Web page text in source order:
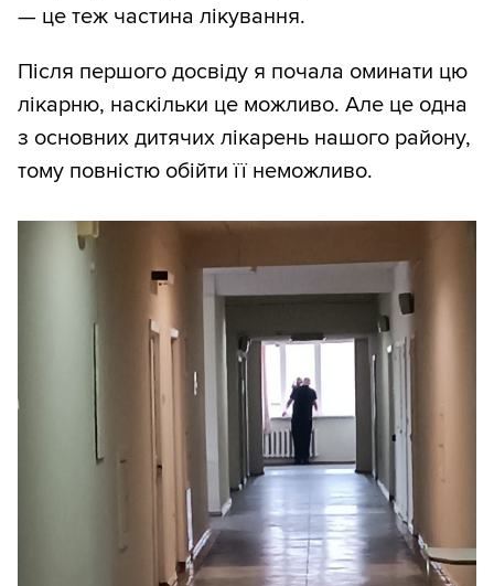
— це теж частина лікування.
Після першого досвіду я почала оминати цю
лікарню, наскільки це можливо. Але це одна
з основних дитячих лікарень нашого району,
тому повністю обійти її неможливо.